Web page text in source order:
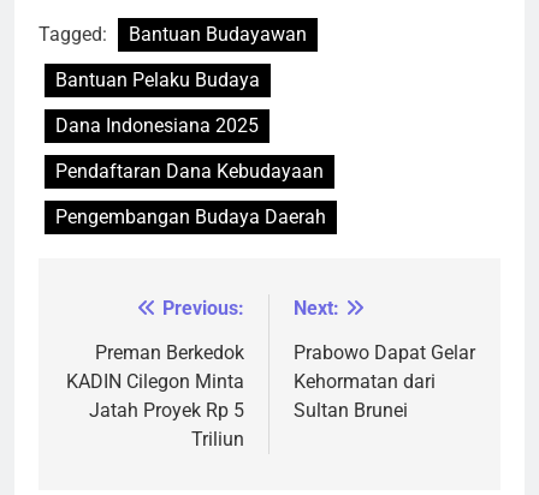
Tagged:
Bantuan Budayawan
Bantuan Pelaku Budaya
Dana Indonesiana 2025
Pendaftaran Dana Kebudayaan
Pengembangan Budaya Daerah
Navigasi
pos
Previous:
Preman Berkedok
KADIN Cilegon Minta
Jatah Proyek Rp 5
Triliun
Next:
Prabowo Dapat Gelar
Kehormatan dari
Sultan Brunei